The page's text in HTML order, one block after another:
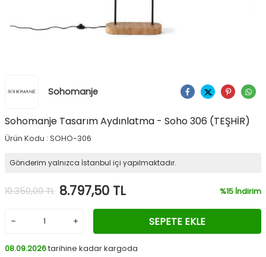
Sohomanje Ürünü Paylaş
Sohomanje Tasarım Aydınlatma - Soho 306 (TEŞHİR)
Ürün Kodu : SOHO-306
Gönderim yalnızca İstanbul içi yapılmaktadır.
10.350,00TL 8.797,50 TL %15 İndirim
SEPETE EKLE
08.09.2026tarihine kadar kargoda